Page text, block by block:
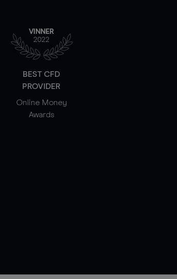
VINNER
2022
BEST CFD
PROVIDER
Online Money
Awards